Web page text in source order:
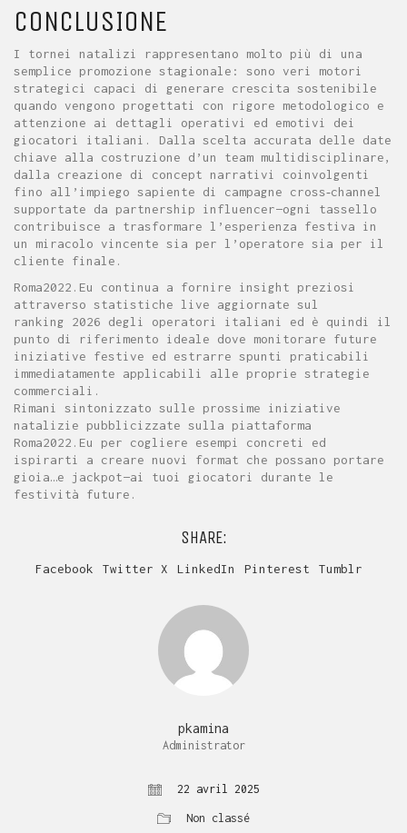
CONCLUSIONE
I tornei natalizi rappresentano molto più di una
semplice promozione stagionale: sono veri motori
strategici capaci di generare crescita sostenibile
quando vengono progettati con rigore metodologico e
attenzione ai dettagli operativi ed emotivi dei
giocatori italiani. Dalla scelta accurata delle date
chiave alla costruzione d’un team multidisciplinare,
dalla creazione di concept narrativi coinvolgenti
fino all’impiego sapiente di campagne cross‑channel
supportate da partnership influencer—ogni tassello
contribuisce a trasformare l’esperienza festiva in
un miracolo vincente sia per l’operatore sia per il
cliente finale.
Roma2022.Eu continua a fornire insight preziosi
attraverso statistiche live aggiornate sul
ranking 2026 degli operatori italiani ed è quindi il
punto di riferimento ideale dove monitorare future
iniziative festive ed estrarre spunti praticabili
immediatamente applicabili alle proprie strategie
commerciali.
Rimani sintonizzato sulle prossime iniziative
natalizie pubblicizzate sulla piattaforma
Roma2022.Eu per cogliere esempi concreti ed
ispirarti a creare nuovi format che possano portare
gioia…e jackpot—ai tuoi giocatori durante le
festività future.
SHARE:
Facebook Twitter X LinkedIn Pinterest Tumblr
pkamina
Administrator
22 avril 2025
Non classé